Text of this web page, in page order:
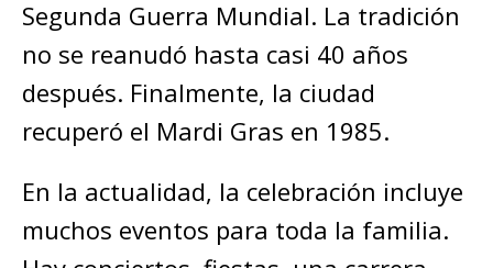
Segunda Guerra Mundial. La tradición
no se reanudó hasta casi 40 años
después. Finalmente, la ciudad
recuperó el Mardi Gras en 1985.
En la actualidad, la celebración incluye
muchos eventos para toda la familia.